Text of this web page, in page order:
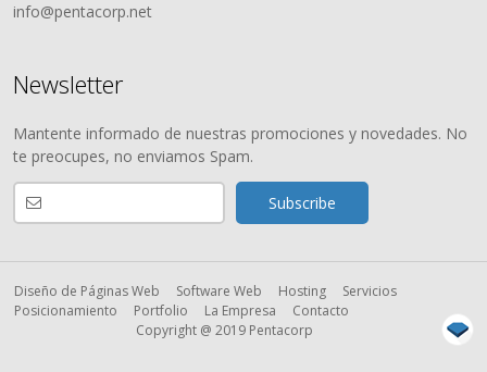
info@pentacorp.net
Newsletter
Mantente informado de nuestras promociones y novedades. No
te preocupes, no enviamos Spam.
Diseño de Páginas Web Software Web Hosting
Servicios
Posicionamiento
Portfolio La Empresa
Contacto
Copyright @ 2019 Pentacorp